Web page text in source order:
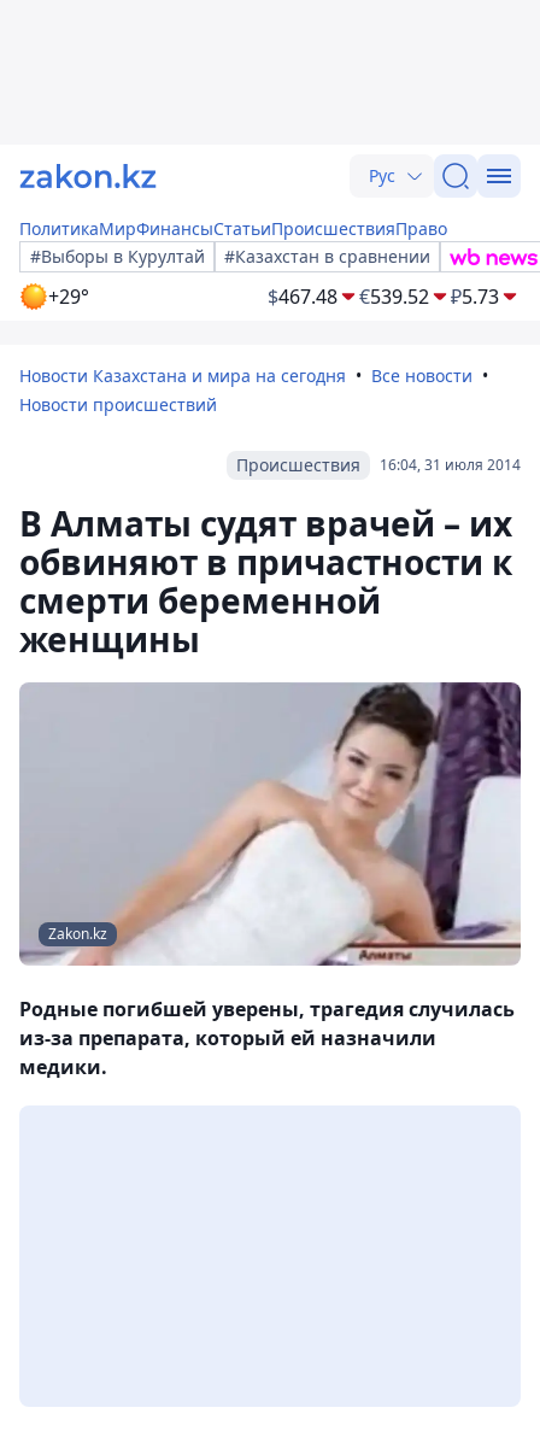
Рус
ПолитикаМирФинансыСтатьиПроисшествияПраво
#Выборы в Курултай
#Казахстан в сравнении
+29° $467.48 €539.52 ₽5.73
Новости Казахстана и мира на сегодня
Все новости
Новости происшествий
16:04, 31 июля 2014
Происшествия
В Алматы судят врачей – их
обвиняют в причастности к
смерти беременной
женщины
Zakon.kz
Родные погибшей уверены, трагедия случилась
из-за препарата, который ей назначили
медики.